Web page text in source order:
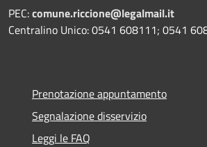
PEC:comune.riccione@legalmail.it
Centralino Unico: 0541 608111; 0541
Prenotazione appuntamento
Segnalazione disservizio
Leggi le FAQ